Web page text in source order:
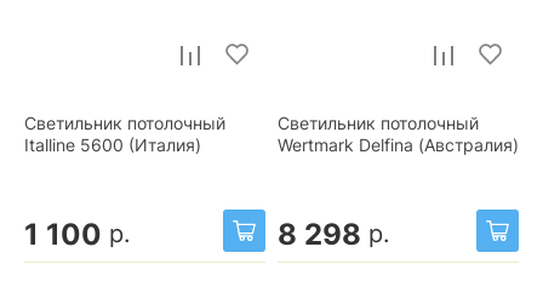
Светильник потолочный
Italline 5600 (Италия)
1 100 р.
Светильник потолочный
Wertmark Delfina (Австралия)
8 298 р.